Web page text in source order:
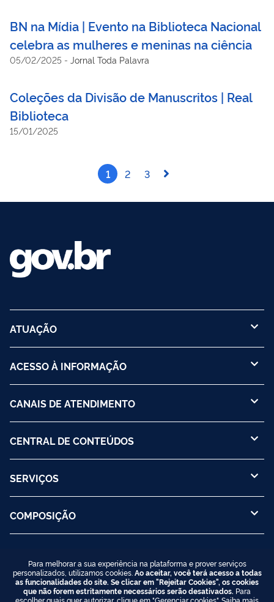
BN na Mídia | Evento na Biblioteca Nacional
celebra as mulheres e meninas na ciência
05/02/2025 - Jornal Toda Palavra
Coleções da Divisão de Manuscritos | Real
Biblioteca
15/01/2025
1 2 3
ATUAÇÃO
ACESSO À INFORMAÇÃO
CANAIS DE ATENDIMENTO
CENTRAL DE CONTEÚDOS
SERVIÇOS
COMPOSIÇÃO
Para melhorar a sua experiência na plataforma e prover serviços
personalizados, utilizamos cookies. Ao aceitar, você terá acesso a todas
as funcionalidades do site. Se clicar em "Rejeitar Cookies", os cookies
que não forem estritamente necessários serão desativados. Para
escolher quais quer autorizar, clique em "Gerenciar cookies". Saiba mais